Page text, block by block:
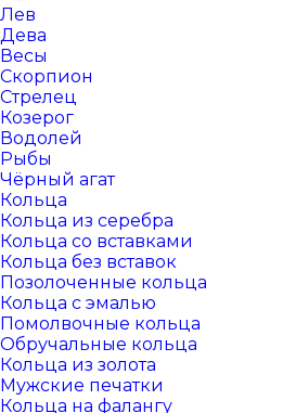
Лев
Дева
Весы
Скорпион
Стрелец
Козерог
Водолей
Рыбы
Чёрный агат
Кольца
Кольца из серебра
Кольца со вставками
Кольца без вставок
Позолоченные кольца
Кольца с эмалью
Помолвочные кольца
Обручальные кольца
Кольца из золота
Мужские печатки
Кольца на фалангу